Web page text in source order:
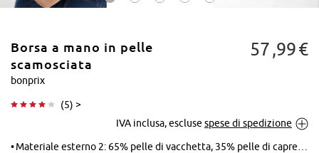
ingrandire
Borsa a mano in pelle
scamosciata
bonprix
(5) >
57 99€
IVA inclusa, escluse spese di spedizione
Materiale esterno 2: 65% pelle di vacchetta, 35% pelle di capretto, Fodera: 100% poliestere